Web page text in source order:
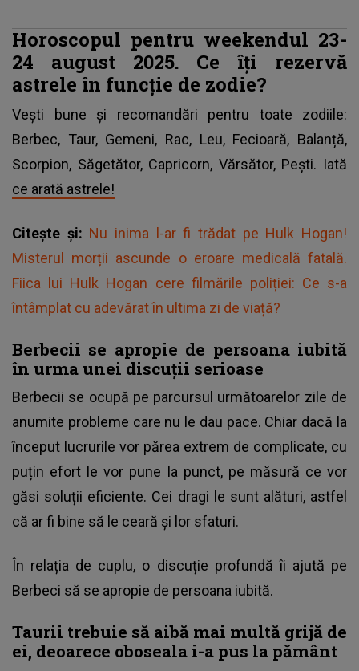
Horoscopul pentru weekendul 23-
24 august 2025. Ce îți rezervă
astrele în funcție de zodie?
Vești bune și recomandări pentru toate zodiile:
Berbec, Taur, Gemeni, Rac, Leu, Fecioară, Balanță,
Scorpion, Săgetător, Capricorn, Vărsător, Pești. Iată
ce arată astrele!
Citește și: Nu inima l-ar fi trădat pe Hulk Hogan!
Misterul morții ascunde o eroare medicală fatală.
Fiica lui Hulk Hogan cere filmările poliției: Ce s-a
întâmplat cu adevărat în ultima zi de viață?
Berbecii se apropie de persoana iubită
în urma unei discuții serioase
Berbecii se ocupă pe parcursul următoarelor zile de
anumite probleme care nu le dau pace. Chiar dacă la
început lucrurile vor părea extrem de complicate, cu
puțin efort le vor pune la punct, pe măsură ce vor
găsi soluții eficiente. Cei dragi le sunt alături, astfel
că ar fi bine să le ceară și lor sfaturi.
În relația de cuplu, o discuție profundă îi ajută pe
Berbeci să se apropie de persoana iubită.
Taurii trebuie să aibă mai multă grijă de
ei, deoarece oboseala i-a pus la pământ